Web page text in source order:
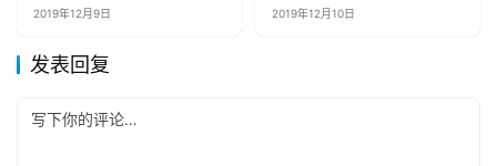
2019年12月9日 2019年12月10日
发表回复